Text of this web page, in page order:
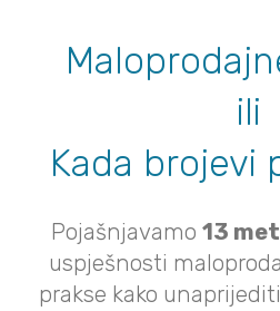
ili
Kada brojevi
Pojašnjavamo 13
uspješnosti
prakse kako